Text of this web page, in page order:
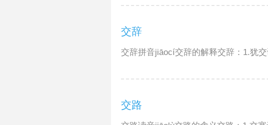
交辞
交辞拼音jiāocí交辞的解释交辞：1.犹交
交路